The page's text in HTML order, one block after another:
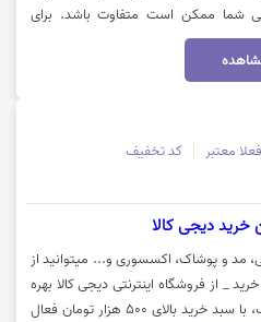
شما ممکن است متفاوت باشد. برای
"خرید کنید" کلیک نمایید.
فعلا معتبر کد تخفیف
مد و پوشاک، اکسسوری و... میتوانید از
خرید _ از فروشگاه اینترنتی دیجی کالا بهره
مند شوید. قابل توجه این کد تخفیف، با سبد خرید بالای 500 هزار تومان فعال